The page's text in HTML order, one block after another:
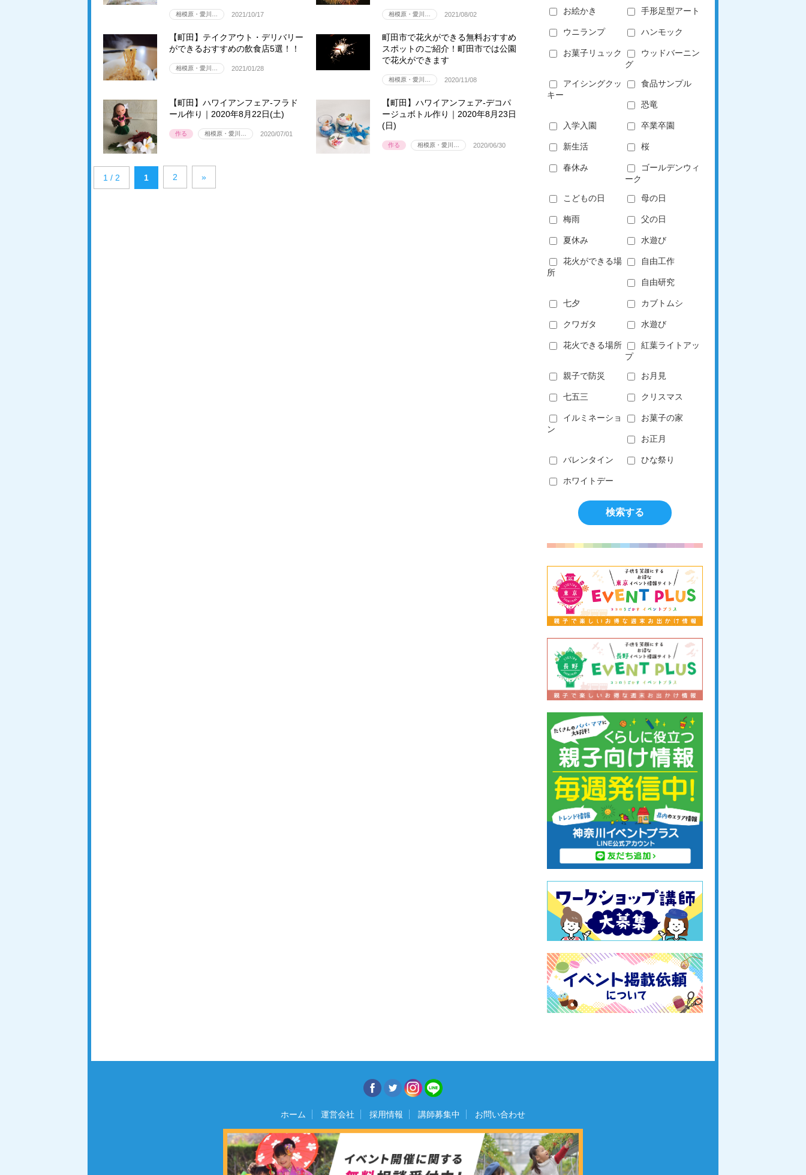
相模原・愛川… 2021/10/17 相模原・愛川… 2021/08/02
【町田】テイクアウト・デリバリー
ができるおすすめの飲食店5選！！
相模原・愛川… 2021/01/28
町田市で花火ができる無料おすすめ
スポットのご紹介！町田市では公園
で花火ができます
相模原・愛川… 2020/11/08
【町田】ハワイアンフェア-フラド
ール作り｜2020年8月22日(土)
作る 相模原・愛川… 2020/07/01
【町田】ハワイアンフェア-デコパ
ージュボトル作り｜2020年8月23日
(日)
作る 相模原・愛川… 2020/06/30
1 / 2 1 2 »
お絵かき 手形足型アート
ウニランプ ハンモック
お菓子リュック
ウッドバーニン
グ
アイシングクッ
キー
食品サンプル
恐竜
入学入園 卒業卒園
新生活 桜
春休み
ゴールデンウィ
ーク
こどもの日 母の日
梅雨 父の日
夏休み 水遊び
花火ができる場
所
自由工作
自由研究
七夕 カブトムシ
クワガタ 水遊び
花火できる場所
紅葉ライトアッ
プ
親子で防災 お月見
七五三 クリスマス
イルミネーショ
ン
お菓子の家
お正月
バレンタイン ひな祭り
ホワイトデー
ホーム 運営会社 採用情報 講師募集中 お問い合わせ